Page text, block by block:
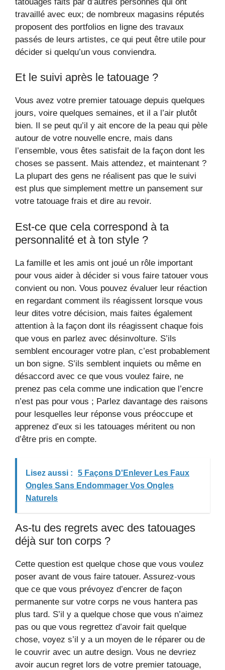
travaillé avec eux; de nombreux magasins réputés
proposent des portfolios en ligne des travaux
passés de leurs artistes, ce qui peut être utile pour
décider si quelqu’un vous conviendra.
Et le suivi après le tatouage ?
Vous avez votre premier tatouage depuis quelques
jours, voire quelques semaines, et il a l’air plutôt
bien. Il se peut qu’il y ait encore de la peau qui pèle
autour de votre nouvelle encre, mais dans
l’ensemble, vous êtes satisfait de la façon dont les
choses se passent. Mais attendez, et maintenant ?
La plupart des gens ne réalisent pas que le suivi
est plus que simplement mettre un pansement sur
votre tatouage frais et dire au revoir.
Est-ce que cela correspond à ta
personnalité et à ton style ?
La famille et les amis ont joué un rôle important
pour vous aider à décider si vous faire tatouer vous
convient ou non. Vous pouvez évaluer leur réaction
en regardant comment ils réagissent lorsque vous
leur dites votre décision, mais faites également
attention à la façon dont ils réagissent chaque fois
que vous en parlez avec désinvolture. S’ils
semblent encourager votre plan, c’est probablement
un bon signe. S’ils semblent inquiets ou même en
désaccord avec ce que vous voulez faire, ne
prenez pas cela comme une indication que l’encre
n’est pas pour vous ; Parlez davantage des raisons
pour lesquelles leur réponse vous préoccupe et
apprenez d’eux si les tatouages ​​méritent ou non
d’être pris en compte.
Lisez aussi :
5 Façons D'Enlever Les Faux
Ongles Sans Endommager Vos Ongles
Naturels
As-tu des regrets avec des tatouages ​​
déjà sur ton corps ?
Cette question est quelque chose que vous voulez
poser avant de vous faire tatouer. Assurez-vous
que ce que vous prévoyez d’encrer de façon
permanente sur votre corps ne vous hantera pas
plus tard. S’il y a quelque chose que vous n’aimez
pas ou que vous regrettez d’avoir fait quelque
chose, voyez s’il y a un moyen de le réparer ou de
le couvrir avec un autre design. Vous ne devriez
avoir aucun regret lors de votre premier tatouage,